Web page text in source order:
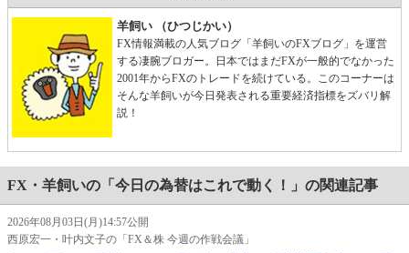
羊飼い （ひつじかい）
FX情報満載の人気ブログ「羊飼いのFXブログ」を運営
する凄腕ブロガー。日本ではまだFXが一般的でなかった
2001年からFXのトレードを続けている。このコーナーは
そんな羊飼いが今日発表される重要経済指標をズバリ解
説！
FX・羊飼いの「今日の為替はこれで動く！」の関連記事
2026年08月03日(月)14:57公開
西原宏一・叶内文子の「FX＆株 今週の作戦会議」